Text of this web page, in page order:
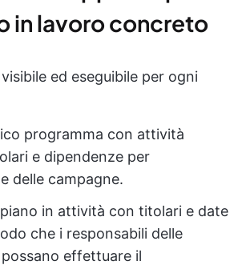
in lavoro concreto
ed eseguibile per ogni
programma con attività
e dipendenze per
delle campagne.
in attività con titolari e date
che i responsabili delle
effettuare il